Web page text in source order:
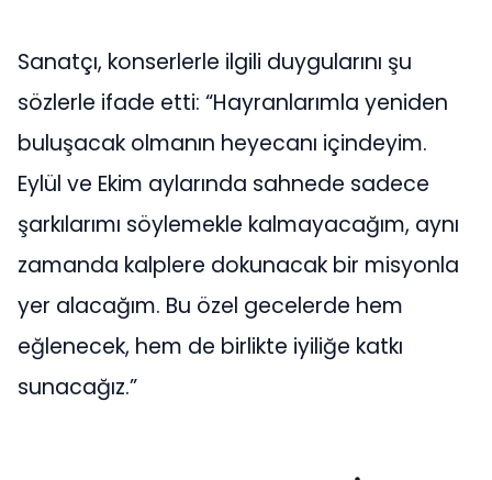
Sanatçı, konserlerle ilgili duygularını şu
sözlerle ifade etti: “Hayranlarımla yeniden
buluşacak olmanın heyecanı içindeyim.
Eylül ve Ekim aylarında sahnede sadece
şarkılarımı söylemekle kalmayacağım, aynı
zamanda kalplere dokunacak bir misyonla
yer alacağım. Bu özel gecelerde hem
eğlenecek, hem de birlikte iyiliğe katkı
sunacağız.”